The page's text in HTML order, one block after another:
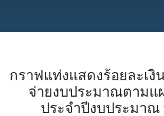
กราฟแท่งแสดงร้อยละเงิ
จ่ายงบประมาณตามแ
ประจำปีงบประมาณ